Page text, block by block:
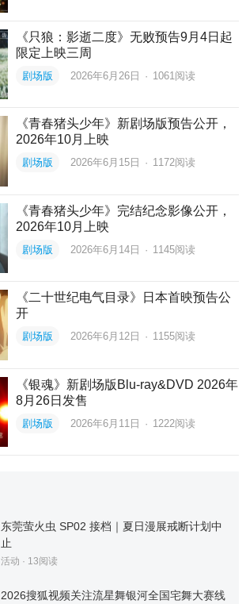
《只狼：影逝二度》无败预告9月4日起
限定上映三周
剧场版 2026年6月26日 · 1061 阅读
《青春猪头少年》新剧场版预告公开，
2026年10月上映
剧场版 2026年6月15日 · 1172阅读
《青春猪头少年》完结纪念影像公开，
2026年10月上映
剧场版 2026年6月14日 · 1145阅读
《二十世纪电气目录》日本首映预告公
开
剧场版 2026年6月12日 · 1155阅读
《银魂》新剧场版Blu-ray&DVD 2026年
8月26日发售
剧场版 2026年6月11日 · 1222阅读
东莞萤火虫 SP02 接档｜夏日漫展戒断计划中
止
活动 · 13阅读
2026搜狐视频关注流星舞银河全国宅舞大赛线